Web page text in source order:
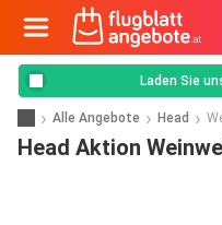
Laden Sie
Alle Angebote Head
Head Aktion